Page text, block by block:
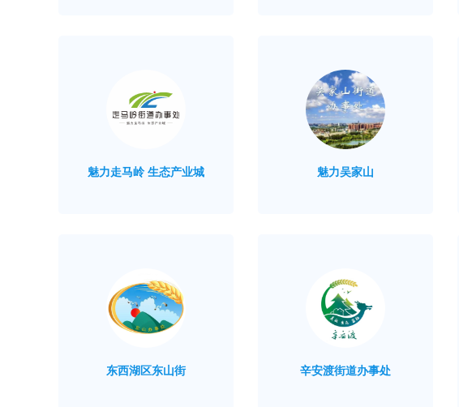
魅力走马岭 生态产业城 魅力吴家山
东西湖区东山街 辛安渡街道办事处